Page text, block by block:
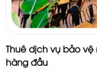
Thuê dịch vụ bảo
hàng đầu